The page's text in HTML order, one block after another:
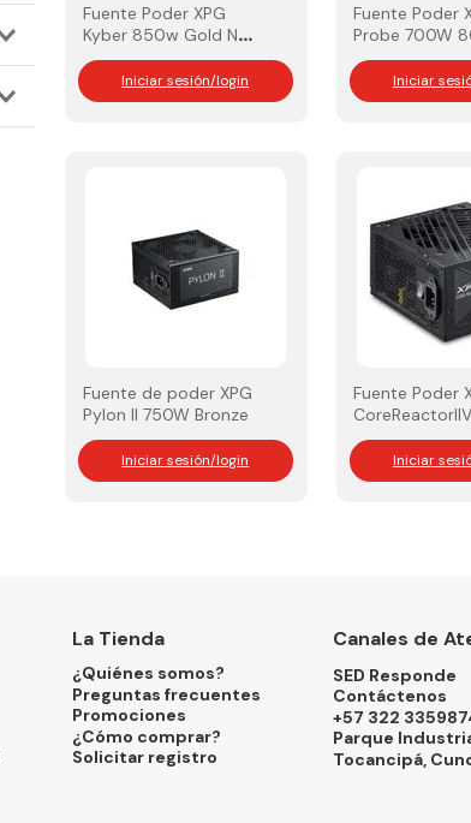
Fuente Poder XPG
Kyber 850w Gold No
Modular
Iniciar sesión/login
Fuente Poder
Probe 700W
Bronce
Iniciar
Fuente de poder XPG
Pylon II 750W Bronze
Iniciar sesión/login
Fuente Poder
850W 80
Iniciar
La Tienda
¿Quiénes somos?
Preguntas frecuentes
Promociones
¿Cómo comprar?
Solicitar registro
Canales de
SED Responde
Contáctenos
+57 322
Parque
Tocancipá,